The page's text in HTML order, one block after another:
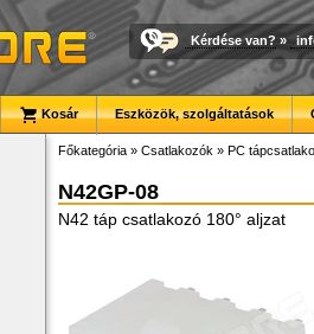
Kérdése van? »
Kosár Eszközök, szolgáltatások
Főkategória » Csatlakozók » PC
N42GP-08
N42 táp csatlakozó 180° aljzat